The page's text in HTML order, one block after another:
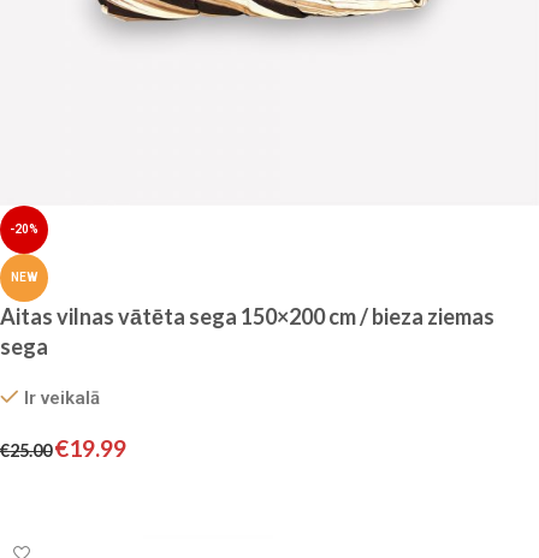
-20%
NEW
Aitas vilnas vātēta sega 150×200 cm / bieza ziemas
sega
Ir veikalā
€25.00€19.99